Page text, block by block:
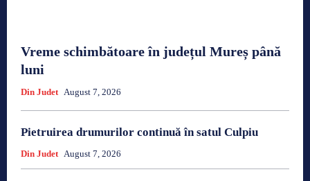
Vreme schimbătoare în județul Mureș până
luni
Din Judet August 7, 2026
Pietruirea drumurilor continuă în satul Culpiu
Din Judet August 7, 2026